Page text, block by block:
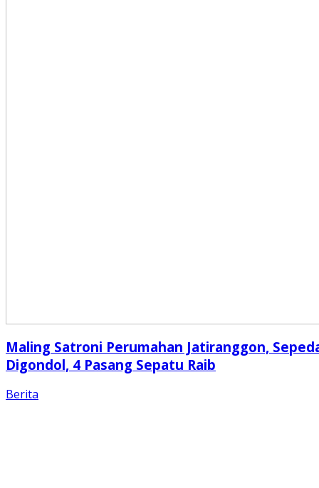
Maling Satroni Perumahan Jatiranggon,
Digondol, 4 Pasang Sepatu Raib
Berita